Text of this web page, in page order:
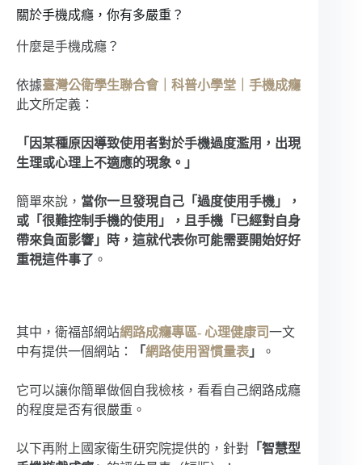
關於手機成癮，你有多嚴重？
什麼是手機成癮？
依據臺灣公衛學生聯合會｜科普小學堂｜手機成癮
此文所定義：
「因某種原因導致使用者對於手機過度濫用，出現
生理或心理上不適應的現象。」
簡單來說， 當你一旦發現自己「過度使用手機」，
或「很難控制手機的使用」，且手機「已經對自身
帶來負面影響」時，這就代表你可能需要開始好好
重視這件事了 。
其中，衛福部網站網路成癮專區- 心理健康司 一文
中有提供一個網站：
「網路使用習慣量表 」 。
它可以讓你簡單做個自我檢核，看看自己網路成癮
的程度是否有很嚴重。
以下再附上國家衛生研究院提供的，針對 「智慧型